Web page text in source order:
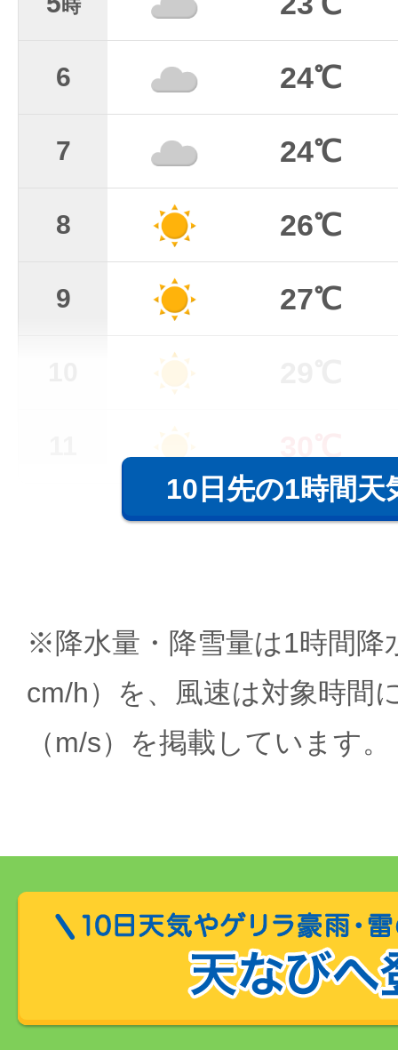
時
6 24℃
7 24℃
8 26℃
9 27℃
10日先の1時間天
※降水量・降雪量は1時間降
cm/h）を、風速は対象時間
（m/s）を掲載しています。